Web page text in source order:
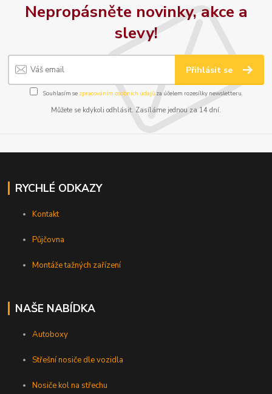
Nepropásněte novinky, akce a
slevy!
Přihlásit se
Souhlasím se zpracováním osobních údajůza účelem rozesílky newsletteru.
Můžete se kdykoli odhlásit. Zasíláme jednou za 14 dní.
RYCHLÉ ODKAZY
Kontakt
Půjčovna
Montáže tažných zařízení
NAŠE NABÍDKA
Autoboxy
Střešní nosiče dle vozidla
Nosiče kol na střechu